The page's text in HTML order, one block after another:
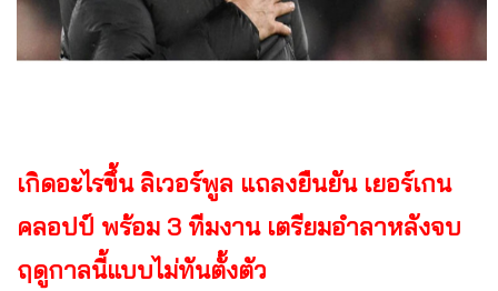
เกิดอะไรขึ้น ลิเวอร์พูล แถลงยืนยัน เยอร์เกน
คลอปป์ พร้อม 3 ทีมงาน เตรียมอำลาหลังจบ
ฤดูกาลนี้แบบไม่ทันตั้งตัว